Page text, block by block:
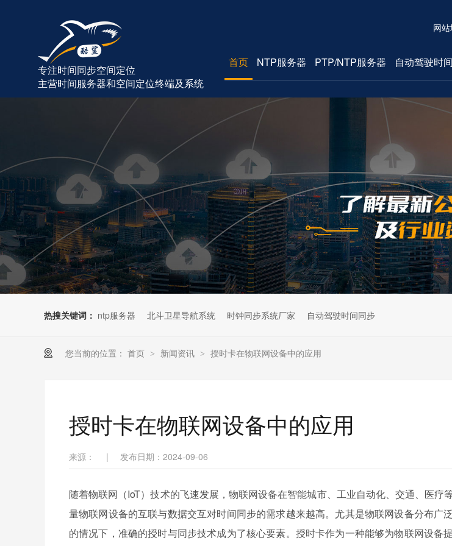
专注时间同步空间定位
主营时间服务器和空间定位终端及系统
网
首页 NTP服务器 PTP/NTP服务器 自动驾驶时
热搜关键词： ntp服务器 北斗卫星导航系统 时钟同步系统厂家 自动驾驶时间同步
您当前的位置： 首页 > 新闻资讯 > 授时卡在物联网设备中的应用
授时卡在物联网设备中的应用
来源： | 发布日期：2024-09-06
随着物联网（IoT）技术的飞速发展，物联网设备在智能城市、工业自动化、交通、医疗
量物联网设备的互联与数据交互对时间同步的需求越来越高。尤其是物联网设备分布广
的情况下，准确的授时与同步技术成为了核心要素。授时卡作为一种能够为物联网设备